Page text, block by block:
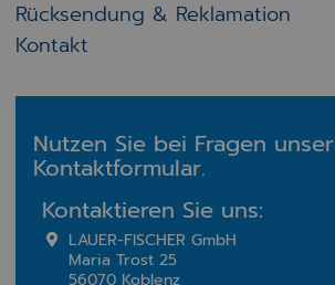
Rücksendung & Reklamation
Kontakt
Nutzen Sie bei Fragen unser
Kontaktformular.
Kontaktieren Sie uns:
LAUER-FISCHER GmbH
Maria Trost 25
56070 Koblenz